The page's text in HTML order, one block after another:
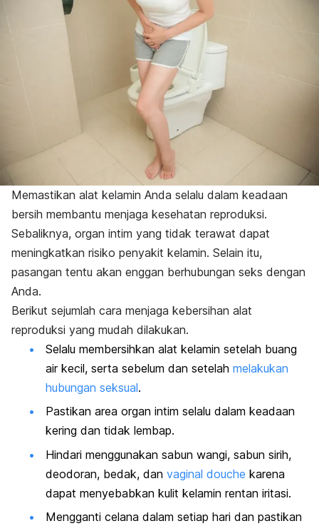
Memastikan alat kelamin Anda selalu dalam keadaan
bersih membantu menjaga kesehatan reproduksi.
Sebaliknya, organ intim yang tidak terawat dapat
meningkatkan risiko penyakit kelamin. Selain itu,
pasangan tentu akan enggan berhubungan seks dengan
Anda.
Berikut sejumlah cara menjaga kebersihan alat
reproduksi yang mudah dilakukan.
Selalu membersihkan alat kelamin setelah buang
air kecil, serta sebelum dan setelah melakukan
hubungan seksual.
Pastikan area organ intim selalu dalam keadaan
kering dan tidak lembap.
Hindari menggunakan sabun wangi, sabun sirih,
deodoran, bedak, dan vaginal douche karena
dapat menyebabkan kulit kelamin rentan iritasi.
Mengganti celana dalam setiap hari dan pastikan